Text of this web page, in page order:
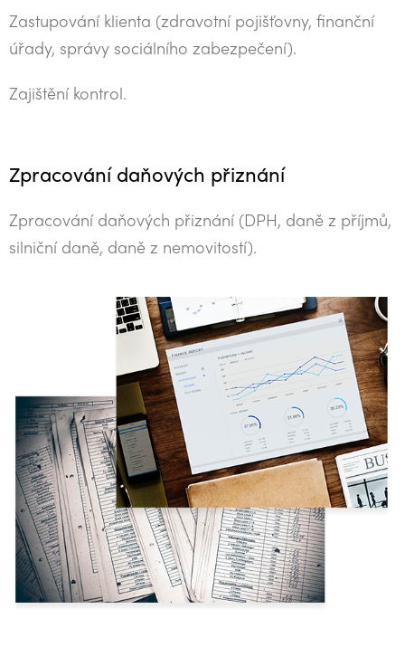
Zastupování klienta (zdravotní pojišťovny, finanční
úřady, správy sociálního zabezpečení).
Zajištění kontrol.
Zpracování daňových přiznání
Zpracování daňových přiznání (DPH, daně z příjmů,
silniční daně, daně z nemovitostí).